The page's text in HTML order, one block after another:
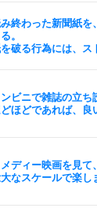
終わった新聞紙を
。
破る行為には、ス
ンビニで雑誌の立ち
ほどであれば、良
メディー映画を見て
なスケールで楽し